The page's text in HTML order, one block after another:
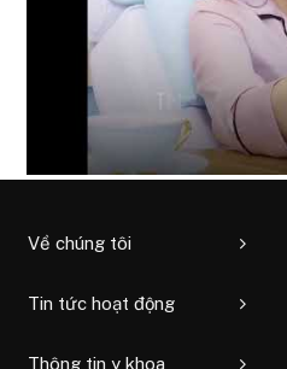
Về chúng tôi
Tin tức hoạt động
Thông tin y khoa